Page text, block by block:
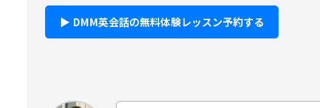
▶ DMM英会話の無料体験レッスン予約する